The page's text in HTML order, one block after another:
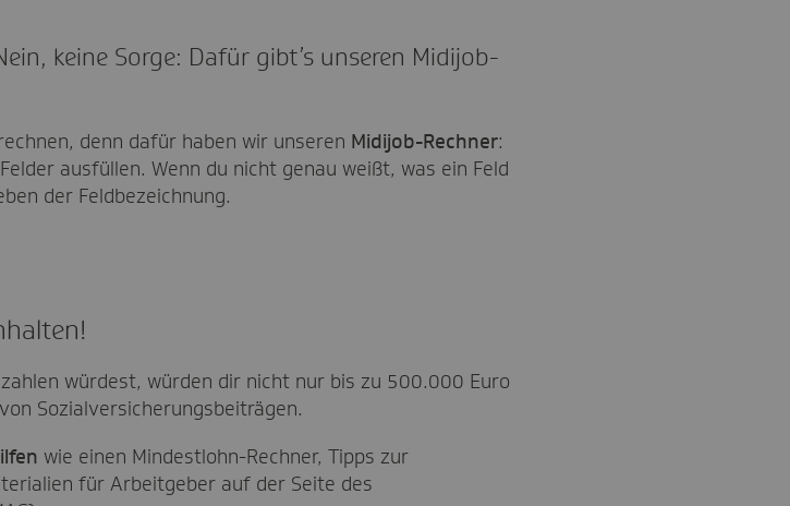
keine Sorge: Dafür gibt’s unseren Midijob-
denn dafür haben wir unseren Midijob-Rechner:
ausfüllen. Wenn du nicht genau weißt, was ein Feld
der Feldbezeichnung.
würdest, würden dir nicht nur bis zu 500.000 Euro
Sozialversicherungsbeiträgen.
wie einen Mindestlohn-Rechner, Tipps zur
für Arbeitgeber auf der Seite des